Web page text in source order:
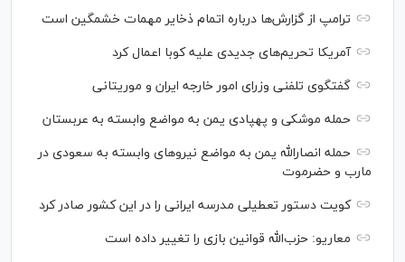
ترامپ از گزارش‌ها درباره اتمام ذخایر مهمات خشمگین است
آمریکا تحریم‌های جدیدی علیه کوبا اعمال کرد
گفتگوی تلفنی وزرای امور خارجه ایران و موریتانی
حمله موشکی و پهپادی یمن به مواضع وابسته به عربستان
حمله انصارالله یمن به مواضع نیرو‌های وابسته به سعودی در
مارب و حضرموت
کویت دستور تعطیلی مدرسه ایرانی را در این کشور صادر کرد
معاریو: حزب‌الله قوانین بازی را تغییر داده است